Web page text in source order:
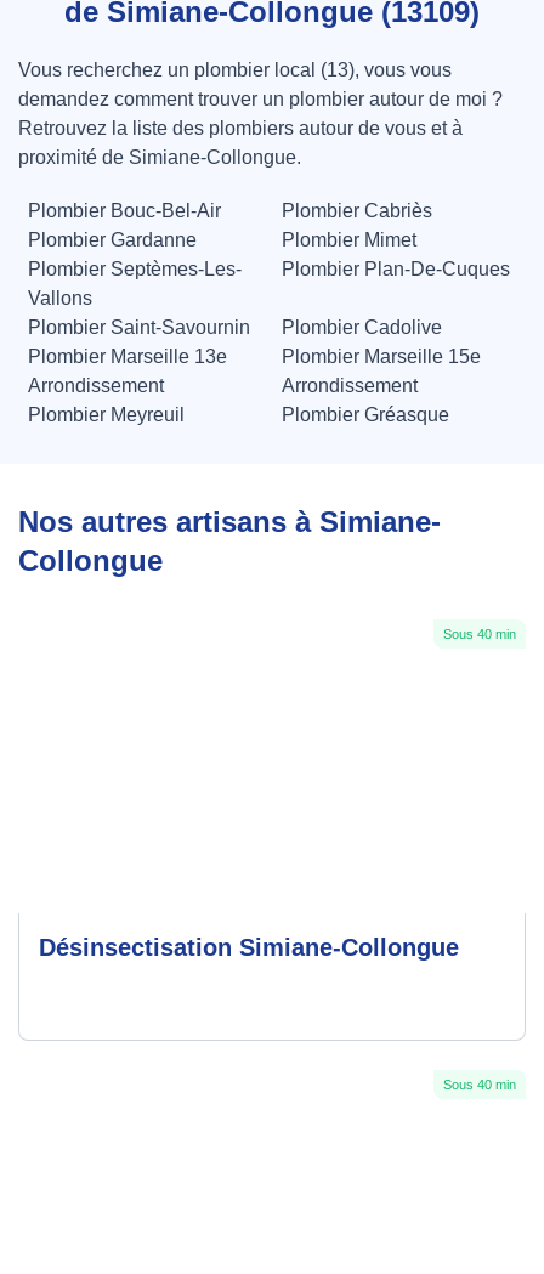
de Simiane-Collongue (13109)
Vous recherchez un plombier local (13), vous vous
demandez comment trouver un plombier autour de moi ?
Retrouvez la liste des plombiers autour de vous et à
proximité de Simiane-Collongue.
Plombier Bouc-Bel-Air
Plombier Cabriès
Plombier Gardanne
Plombier Mimet
Plombier Septèmes-Les-
Vallons
Plombier Plan-De-Cuques
Plombier Saint-Savournin
Plombier Cadolive
Plombier Marseille 13e
Arrondissement
Plombier Marseille 15e
Arrondissement
Plombier Meyreuil
Plombier Gréasque
Nos autres artisans à Simiane-
Collongue
Sous 40 min
Désinsectisation Simiane-Collongue
Sous 40 min